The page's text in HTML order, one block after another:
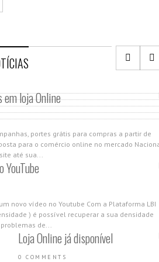
loja Online
portes grátis para compras a partir de
para o comércio online no mercado
até sua...
YouTube
novo vídeo no Youtube Com a Plataforma LBI
) é possível recuperar a sua densidade
de...
Loja Online já disponível
0 COMMENTS